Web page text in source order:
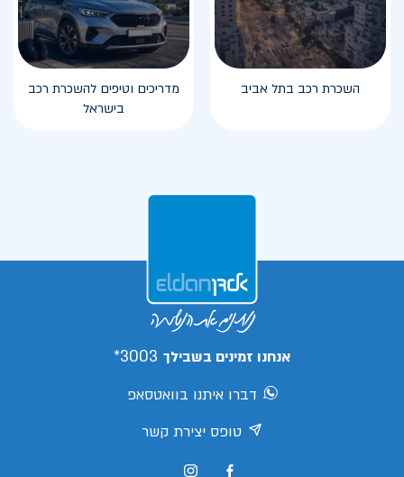
השכרת רכב בתל אביב
מדריכים וטיפים להשכרת רכב
בישראל
אנחנו זמינים בשבילך 3003*
דברו איתנו בוואטסאפ
טופס יצירת קשר